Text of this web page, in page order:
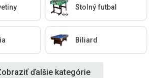
Stolný futbal
Biliard
ďalšie kategórie